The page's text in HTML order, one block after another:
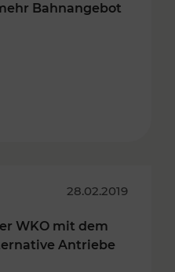
Bahnangebot
28.02.2019
WKO mit dem
Antriebe